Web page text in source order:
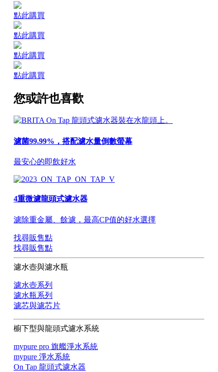
點此購買
點此購買
點此購買
點此購買
您或許也喜歡
濾菌99.99%，搭配濾水量倒數螢幕
最安心的即飲好水
4重微濾龍頭式濾水器
濾除重金屬、餘濾，最高CP值的好水選擇
找尋販售點
找尋販售點
濾水壺與濾水瓶
濾水壺系列
濾水瓶系列
濾芯與濾芯片
櫥下型與龍頭式濾水系統
mypure pro 旗艦淨水系統
mypure 淨水系統
On Tap 龍頭式濾水器